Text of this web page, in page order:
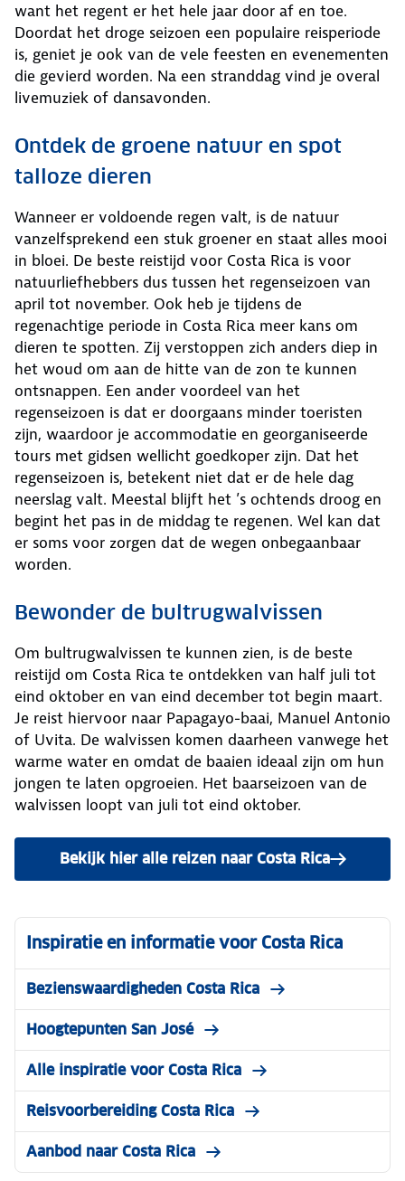
want het regent er het hele jaar door af en toe.
Doordat het droge seizoen een populaire reisperiode
is, geniet je ook van de vele feesten en evenementen
die gevierd worden. Na een stranddag vind je overal
livemuziek of dansavonden.
Ontdek de groene natuur en spot
talloze dieren
Wanneer er voldoende regen valt, is de natuur
vanzelfsprekend een stuk groener en staat alles mooi
in bloei. De beste reistijd voor Costa Rica is voor
natuurliefhebbers dus tussen het regenseizoen van
april tot november. Ook heb je tijdens de
regenachtige periode in Costa Rica meer kans om
dieren te spotten. Zij verstoppen zich anders diep in
het woud om aan de hitte van de zon te kunnen
ontsnappen. Een ander voordeel van het
regenseizoen is dat er doorgaans minder toeristen
zijn, waardoor je accommodatie en georganiseerde
tours met gidsen wellicht goedkoper zijn. Dat het
regenseizoen is, betekent niet dat er de hele dag
neerslag valt. Meestal blijft het ’s ochtends droog en
begint het pas in de middag te regenen. Wel kan dat
er soms voor zorgen dat de wegen onbegaanbaar
worden.
Bewonder de bultrugwalvissen
Om bultrugwalvissen te kunnen zien, is de beste
reistijd om Costa Rica te ontdekken van half juli tot
eind oktober en van eind december tot begin maart.
Je reist hiervoor naar Papagayo-baai, Manuel Antonio
of Uvita. De walvissen komen daarheen vanwege het
warme water en omdat de baaien ideaal zijn om hun
jongen te laten opgroeien. Het baarseizoen van de
walvissen loopt van juli tot eind oktober.
Bekijk hier alle reizen naar Costa Rica
Inspiratie en informatie voor Costa Rica
Bezienswaardigheden Costa Rica
Hoogtepunten San José
Alle inspiratie voor Costa Rica
Reisvoorbereiding Costa Rica
Aanbod naar Costa Rica